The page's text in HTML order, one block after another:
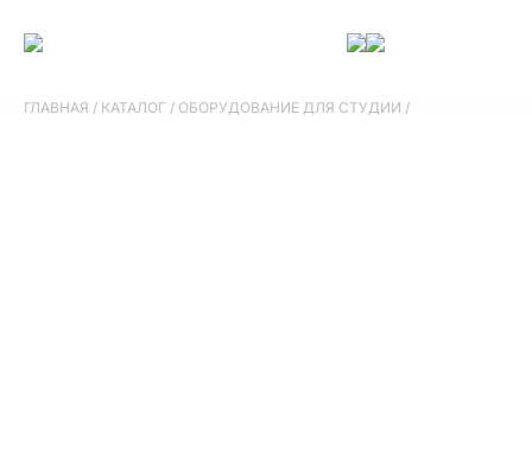
ГЛАВНАЯ / КАТАЛОГ / ОБОРУДОВАНИЕ ДЛЯ СТУДИИ /